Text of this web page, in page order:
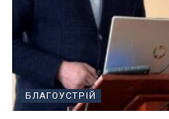
БЛАГОУСТРІЙ